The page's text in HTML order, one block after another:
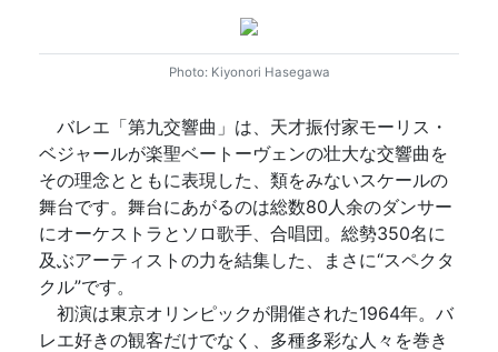
Photo: Kiyonori Hasegawa
バレエ「第九交響曲」は、天才振付家モーリス・
ベジャールが楽聖ベートーヴェンの壮大な交響曲を
その理念とともに表現した、類をみないスケールの
舞台です。舞台にあがるのは総数80人余のダンサー
にオーケストラとソロ歌手、合唱団。総勢350名に
及ぶアーティストの力を結集した、まさに“スペクタ
クル”です。
初演は東京オリンピックが開催された1964年。バ
レエ好きの観客だけでなく、多種多彩な人々を巻き